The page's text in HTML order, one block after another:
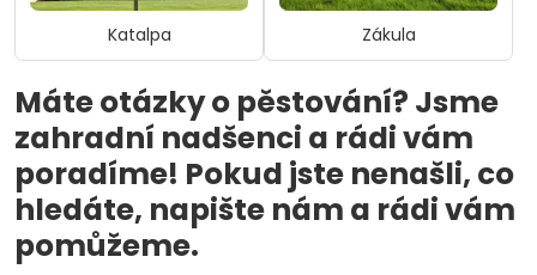
Katalpa Zákula
Máte otázky o pěstování? Jsme
zahradní nadšenci a rádi vám
poradíme! Pokud jste nenašli, co
hledáte, napište nám a rádi vám
pomůžeme.